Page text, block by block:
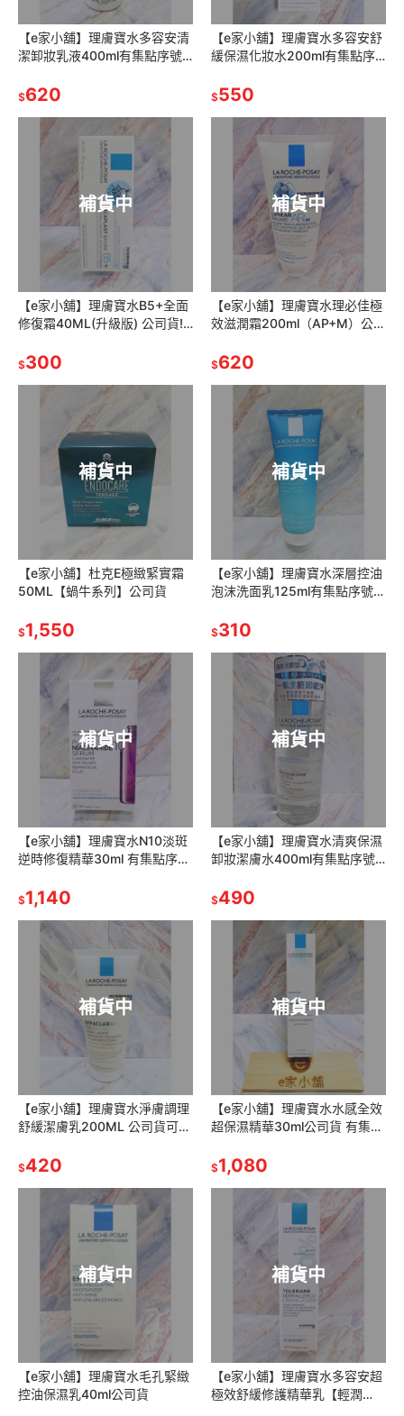
【e家小舖】理膚寶水多容安清
潔卸妝乳液400ml有集點序號
$620
【e家小舖】理膚寶水多容安舒
緩保濕化妝水200ml有集點序
$550
補貨中
【e家小舖】理膚寶水B5+全面
修復霜40ML(升級版) 公司貨!
$300
補貨中
【e家小舖】理膚寶水理必佳極
效滋潤霜200ml（AP+M）公司
$620
補貨中
【e家小舖】杜克E極緻緊實霜
50ML【蝸牛系列】公司貨
$1,550
補貨中
【e家小舖】理膚寶水深層控油
泡沫洗面乳125ml有集點序號公
$310
補貨中
【e家小舖】理膚寶水N10淡斑
逆時修復精華30ml 有集點序號
$1,140
補貨中
【e家小舖】理膚寶水清爽保濕
卸妝潔膚水400ml有集點序號
$490
補貨中
【e家小舖】理膚寶水淨膚調理
舒緩潔膚乳200ML 公司貨可集
$420
補貨中
【e家小舖】理膚寶水水感全效
超保濕精華30ml公司貨 有集點
華)
$1,080
補貨中
【e家小舖】理膚寶水毛孔緊緻
控油保濕乳40ml公司貨
補貨中
【e家小舖】理膚寶水多容安超
極效舒緩修護精華乳【輕潤